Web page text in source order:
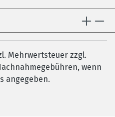
Mehrwertsteuer zzgl.
wenn
angegeben.